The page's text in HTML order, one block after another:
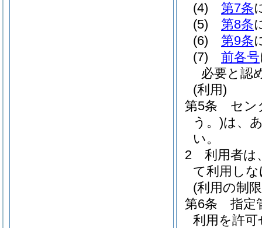
(4)
第7条
(5)
第8条
(6)
第9条
(7)
前各号
必要と認
(利用)
第5条
セン
う。)は、
い。
2
利用者は
て利用し
(利用の制
第6条
指定
利用を許